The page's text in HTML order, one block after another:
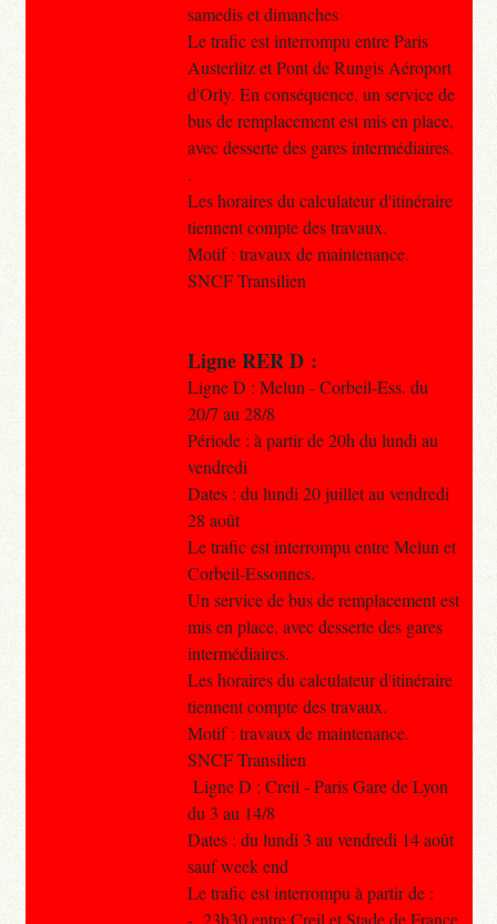
samedis et dimanches
Le trafic est interrompu entre Paris
Austerlitz et Pont de Rungis Aéroport
d'Orly. En conséquence, un service de
bus de remplacement est mis en place,
avec desserte des gares intermédiaires.
.
Les horaires du calculateur d'itinéraire
tiennent compte des travaux.
Motif : travaux de maintenance.
SNCF Transilien
Ligne RER D :
Ligne D : Melun - Corbeil-Ess. du
20/7 au 28/8
Période : à partir de 20h du lundi au
vendredi
Dates : du lundi 20 juillet au vendredi
28 août
Le trafic est interrompu entre Melun et
Corbeil-Essonnes.
Un service de bus de remplacement est
mis en place, avec desserte des gares
intermédiaires.
Les horaires du calculateur d'itinéraire
tiennent compte des travaux.
Motif : travaux de maintenance.
SNCF Transilien
Ligne D : Creil - Paris Gare de Lyon
du 3 au 14/8
Dates : du lundi 3 au vendredi 14 août
sauf week end
Le trafic est interrompu à partir de :
- 23h30 entre Creil et Stade de France